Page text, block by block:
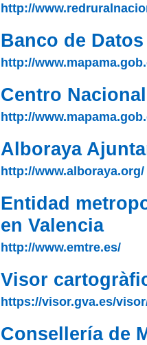
http://
Banco de
http://
Centro
http://
Alboraya
http://www.alboraya.org/
Entidad
en Valencia
http://www.emtre.es/
Visor
https://visor.gva.es/
Consellería de